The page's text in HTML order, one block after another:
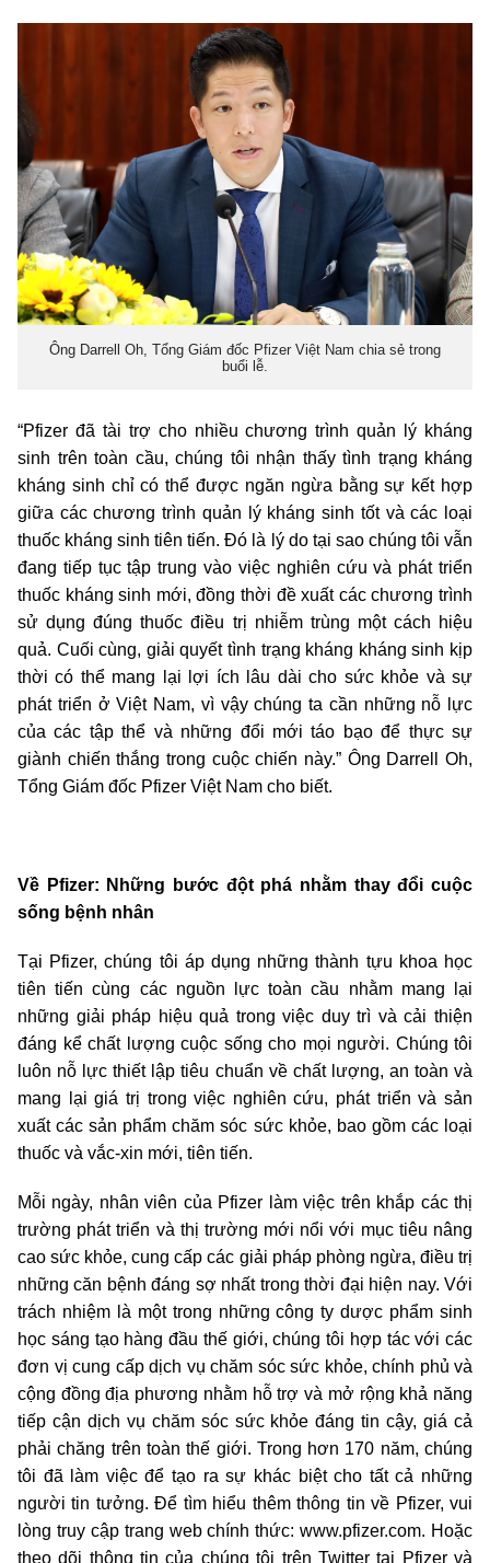
Ông Darrell Oh, Tổng Giám đốc Pfizer Việt Nam chia sẻ trong
buổi lễ.
“Pfizer đã tài trợ cho nhiều chương trình quản lý kháng
sinh trên toàn cầu, chúng tôi nhận thấy tình trạng kháng
kháng sinh chỉ có thể được ngăn ngừa bằng sự kết hợp
giữa các chương trình quản lý kháng sinh tốt và các loại
thuốc kháng sinh tiên tiến. Đó là lý do tại sao chúng tôi vẫn
đang tiếp tục tập trung vào việc nghiên cứu và phát triển
thuốc kháng sinh mới, đồng thời đề xuất các chương trình
sử dụng đúng thuốc điều trị nhiễm trùng một cách hiệu
quả. Cuối cùng, giải quyết tình trạng kháng kháng sinh kịp
thời có thể mang lại lợi ích lâu dài cho sức khỏe và sự
phát triển ở Việt Nam, vì vậy chúng ta cần những nỗ lực
của các tập thể và những đổi mới táo bạo để thực sự
giành chiến thắng trong cuộc chiến này.” Ông Darrell Oh,
Tổng Giám đốc Pfizer Việt Nam cho biết.
Về Pfizer: Những bước đột phá nhằm thay đổi cuộc
sống bệnh nhân
Tại Pfizer, chúng tôi áp dụng những thành tựu khoa học
tiên tiến cùng các nguồn lực toàn cầu nhằm mang lại
những giải pháp hiệu quả trong việc duy trì và cải thiện
đáng kể chất lượng cuộc sống cho mọi người. Chúng tôi
luôn nỗ lực thiết lập tiêu chuẩn về chất lượng, an toàn và
mang lại giá trị trong việc nghiên cứu, phát triển và sản
xuất các sản phẩm chăm sóc sức khỏe, bao gồm các loại
thuốc và vắc-xin mới, tiên tiến.
Mỗi ngày, nhân viên của Pfizer làm việc trên khắp các thị
trường phát triển và thị trường mới nổi với mục tiêu nâng
cao sức khỏe, cung cấp các giải pháp phòng ngừa, điều trị
những căn bệnh đáng sợ nhất trong thời đại hiện nay. Với
trách nhiệm là một trong những công ty dược phẩm sinh
học sáng tạo hàng đầu thế giới, chúng tôi hợp tác với các
đơn vị cung cấp dịch vụ chăm sóc sức khỏe, chính phủ và
cộng đồng địa phương nhằm hỗ trợ và mở rộng khả năng
tiếp cận dịch vụ chăm sóc sức khỏe đáng tin cậy, giá cả
phải chăng trên toàn thế giới. Trong hơn 170 năm, chúng
tôi đã làm việc để tạo ra sự khác biệt cho tất cả những
người tin tưởng. Để tìm hiểu thêm thông tin về Pfizer, vui
lòng truy cập trang web chính thức: www.pfizer.com. Hoặc
theo dõi thông tin của chúng tôi trên Twitter tại Pfizer và